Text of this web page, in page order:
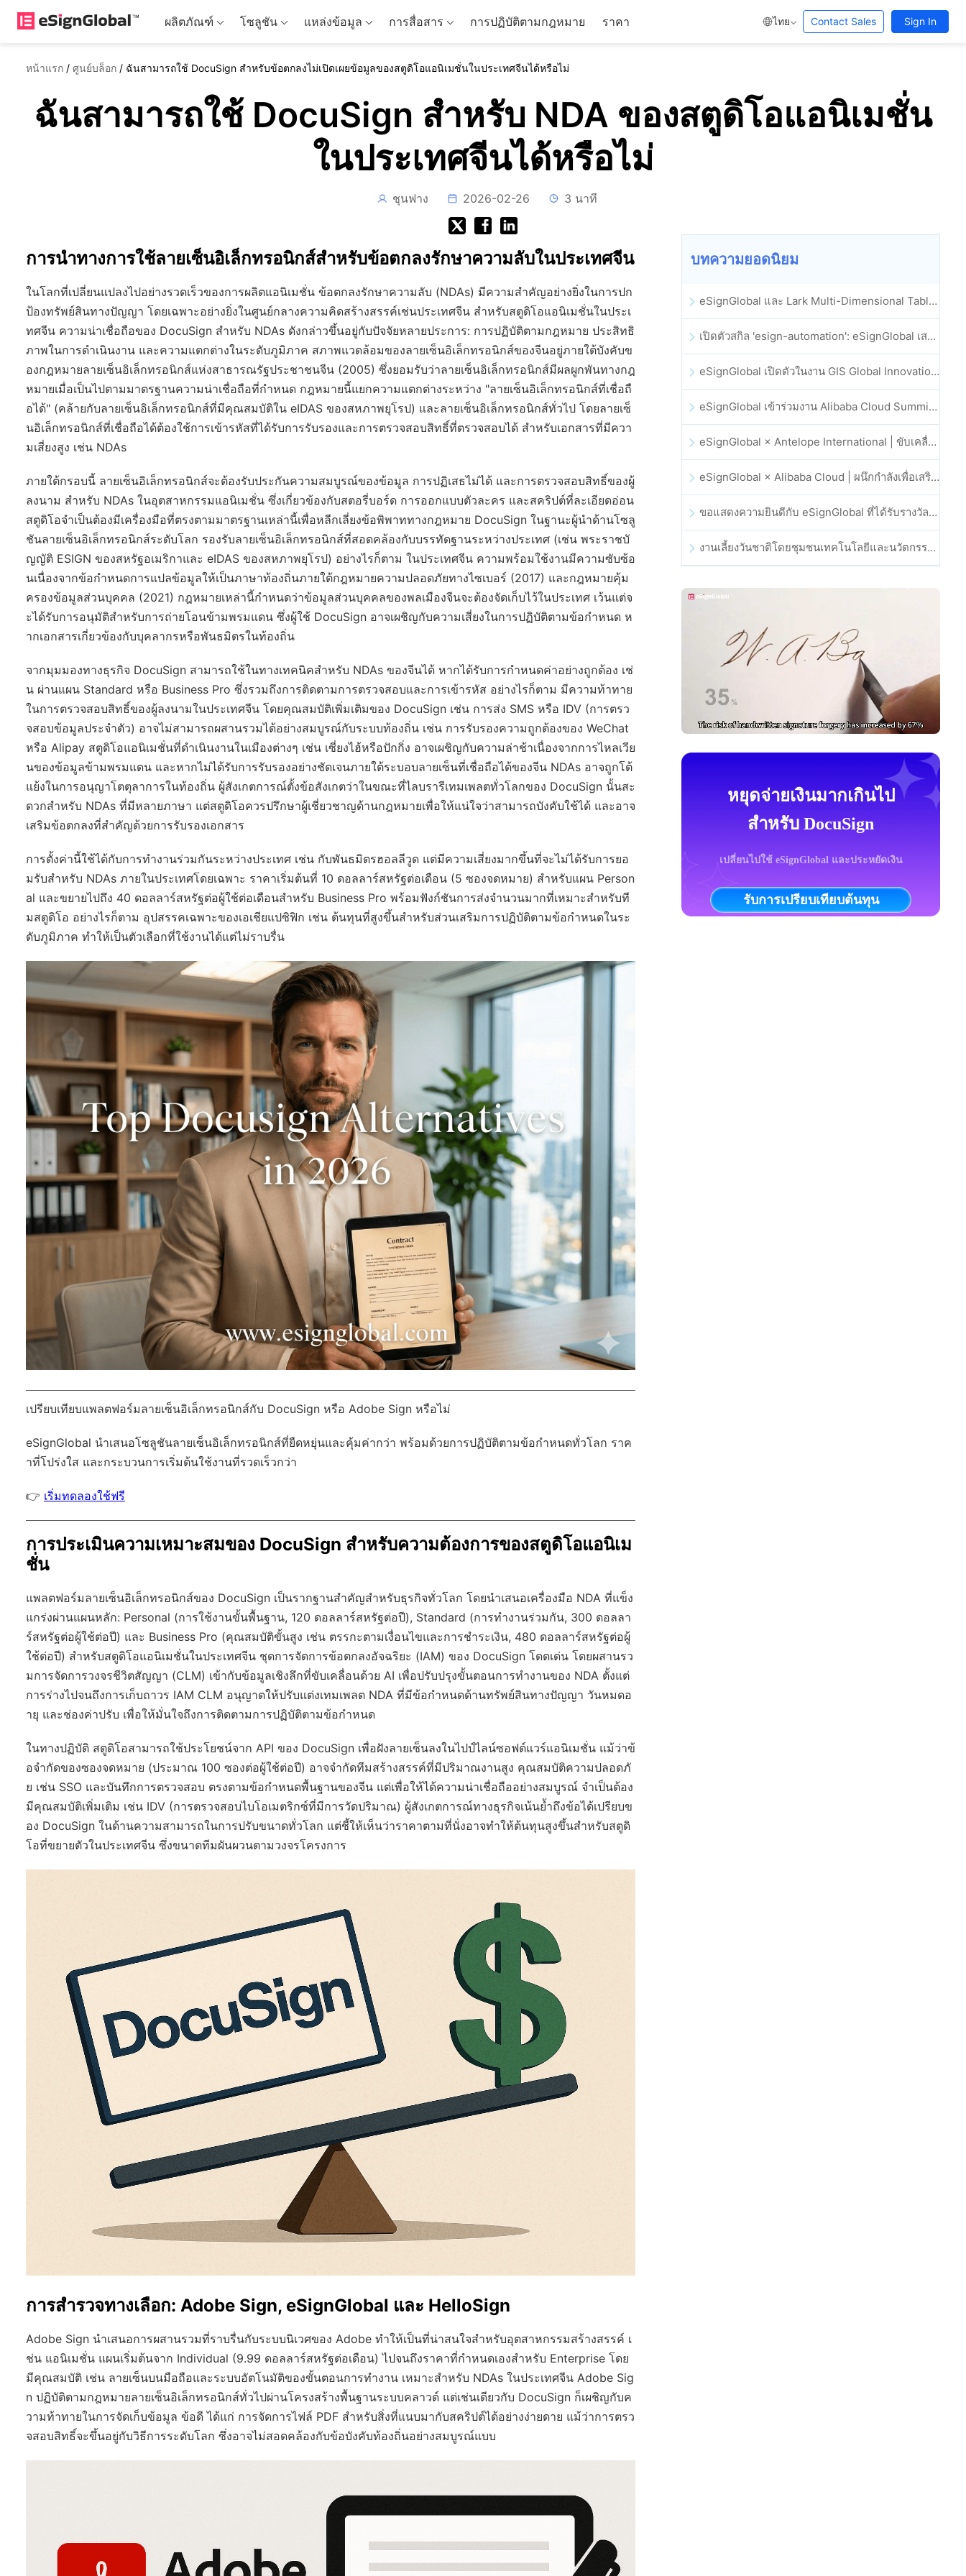
ผลิตภัณฑ์ โซลูชัน แหล่งข้อมูล การสื่อสาร การปฏิบัติตามกฎหมาย ราคา ไทย Contact Sales Sign In
หน้าแรก / ศูนย์บล็อก / ฉันสามารถใช้ DocuSign สำหรับข้อตกลงไม่เปิดเผยข้อมูลของสตูดิโอแอนิเมชั่นในประเทศจีนได้หรือไม่
ฉันสามารถใช้ DocuSign สำหรับ NDA ของสตูดิโอแอนิเมชั่น
ในประเทศจีนได้หรือไม่
ชุนฟาง 2026-02-26 3 นาที
การนำทางการใช้ลายเซ็นอิเล็กทรอนิกส์สำหรับข้อตกลงรักษาความลับในประเทศจีน
ในโลกที่เปลี่ยนแปลงไปอย่างรวดเร็วของการผลิตแอนิเมชั่น ข้อตกลงรักษาความลับ (NDAs) มีความสำคัญอย่างยิ่งในการปก
ป้องทรัพย์สินทางปัญญา โดยเฉพาะอย่างยิ่งในศูนย์กลางความคิดสร้างสรรค์เช่นประเทศจีน สำหรับสตูดิโอแอนิเมชั่นในประเ
ทศจีน ความน่าเชื่อถือของ DocuSign สำหรับ NDAs ดังกล่าวขึ้นอยู่กับปัจจัยหลายประการ: การปฏิบัติตามกฎหมาย ประสิทธิ
ภาพในการดำเนินงาน และความแตกต่างในระดับภูมิภาค สภาพแวดล้อมของลายเซ็นอิเล็กทรอนิกส์ของจีนอยู่ภายใต้บังคับข
องกฎหมายลายเซ็นอิเล็กทรอนิกส์แห่งสาธารณรัฐประชาชนจีน (2005) ซึ่งยอมรับว่าลายเซ็นอิเล็กทรอนิกส์มีผลผูกพันทางกฎ
หมายเมื่อเป็นไปตามมาตรฐานความน่าเชื่อถือที่กำหนด กฎหมายนี้แยกความแตกต่างระหว่าง "ลายเซ็นอิเล็กทรอนิกส์ที่เชื่อถื
อได้" (คล้ายกับลายเซ็นอิเล็กทรอนิกส์ที่มีคุณสมบัติใน eIDAS ของสหภาพยุโรป) และลายเซ็นอิเล็กทรอนิกส์ทั่วไป โดยลายเซ็
นอิเล็กทรอนิกส์ที่เชื่อถือได้ต้องใช้การเข้ารหัสที่ได้รับการรับรองและการตรวจสอบสิทธิ์ที่ตรวจสอบได้ สำหรับเอกสารที่มีควา
มเสี่ยงสูง เช่น NDAs
ภายใต้กรอบนี้ ลายเซ็นอิเล็กทรอนิกส์จะต้องรับประกันความสมบูรณ์ของข้อมูล การปฏิเสธไม่ได้ และการตรวจสอบสิทธิ์ของผู้
ลงนาม สำหรับ NDAs ในอุตสาหกรรมแอนิเมชั่น ซึ่งเกี่ยวข้องกับสตอรี่บอร์ด การออกแบบตัวละคร และสคริปต์ที่ละเอียดอ่อน
สตูดิโอจำเป็นต้องมีเครื่องมือที่ตรงตามมาตรฐานเหล่านี้เพื่อหลีกเลี่ยงข้อพิพาททางกฎหมาย DocuSign ในฐานะผู้นำด้านโซลู
ชันลายเซ็นอิเล็กทรอนิกส์ระดับโลก รองรับลายเซ็นอิเล็กทรอนิกส์ที่สอดคล้องกับบรรทัดฐานระหว่างประเทศ (เช่น พระราชบั
ญญัติ ESIGN ของสหรัฐอเมริกาและ eIDAS ของสหภาพยุโรป) อย่างไรก็ตาม ในประเทศจีน ความพร้อมใช้งานมีความซับซ้อ
นเนื่องจากข้อกำหนดการแปลข้อมูลให้เป็นภาษาท้องถิ่นภายใต้กฎหมายความปลอดภัยทางไซเบอร์ (2017) และกฎหมายคุ้ม
ครองข้อมูลส่วนบุคคล (2021) กฎหมายเหล่านี้กำหนดว่าข้อมูลส่วนบุคคลของพลเมืองจีนจะต้องจัดเก็บไว้ในประเทศ เว้นแต่จ
ะได้รับการอนุมัติสำหรับการถ่ายโอนข้ามพรมแดน ซึ่งผู้ใช้ DocuSign อาจเผชิญกับความเสี่ยงในการปฏิบัติตามข้อกำหนด ห
ากเอกสารเกี่ยวข้องกับบุคลากรหรือพันธมิตรในท้องถิ่น
จากมุมมองทางธุรกิจ DocuSign สามารถใช้ในทางเทคนิคสำหรับ NDAs ของจีนได้ หากได้รับการกำหนดค่าอย่างถูกต้อง เช่
น ผ่านแผน Standard หรือ Business Pro ซึ่งรวมถึงการติดตามการตรวจสอบและการเข้ารหัส อย่างไรก็ตาม มีความท้าทาย
ในการตรวจสอบสิทธิ์ของผู้ลงนามในประเทศจีน โดยคุณสมบัติเพิ่มเติมของ DocuSign เช่น การส่ง SMS หรือ IDV (การตรว
จสอบข้อมูลประจำตัว) อาจไม่สามารถผสานรวมได้อย่างสมบูรณ์กับระบบท้องถิ่น เช่น การรับรองความถูกต้องของ WeChat
หรือ Alipay สตูดิโอแอนิเมชั่นที่ดำเนินงานในเมืองต่างๆ เช่น เซี่ยงไฮ้หรือปักกิ่ง อาจเผชิญกับความล่าช้าเนื่องจากการไหลเวีย
นของข้อมูลข้ามพรมแดน และหากไม่ได้รับการรับรองอย่างชัดเจนภายใต้ระบอบลายเซ็นที่เชื่อถือได้ของจีน NDAs อาจถูกโต้
แย้งในการอนุญาโตตุลาการในท้องถิ่น ผู้สังเกตการณ์ตั้งข้อสังเกตว่าในขณะที่ไลบรารีเทมเพลตทั่วโลกของ DocuSign นั้นสะ
ดวกสำหรับ NDAs ที่มีหลายภาษา แต่สตูดิโอควรปรึกษาผู้เชี่ยวชาญด้านกฎหมายเพื่อให้แน่ใจว่าสามารถบังคับใช้ได้ และอาจ
เสริมข้อตกลงที่สำคัญด้วยการรับรองเอกสาร
การตั้งค่านี้ใช้ได้กับการทำงานร่วมกันระหว่างประเทศ เช่น กับพันธมิตรฮอลลีวูด แต่มีความเสี่ยงมากขึ้นที่จะไม่ได้รับการยอ
มรับสำหรับ NDAs ภายในประเทศโดยเฉพาะ ราคาเริ่มต้นที่ 10 ดอลลาร์สหรัฐต่อเดือน (5 ซองจดหมาย) สำหรับแผน Person
al และขยายไปถึง 40 ดอลลาร์สหรัฐต่อผู้ใช้ต่อเดือนสำหรับ Business Pro พร้อมฟังก์ชันการส่งจำนวนมากที่เหมาะสำหรับที
มสตูดิโอ อย่างไรก็ตาม อุปสรรคเฉพาะของเอเชียแปซิฟิก เช่น ต้นทุนที่สูงขึ้นสำหรับส่วนเสริมการปฏิบัติตามข้อกำหนดในระ
ดับภูมิภาค ทำให้เป็นตัวเลือกที่ใช้งานได้แต่ไม่ราบรื่น
เปรียบเทียบแพลตฟอร์มลายเซ็นอิเล็กทรอนิกส์กับ DocuSign หรือ Adobe Sign หรือไม่
eSignGlobal นำเสนอโซลูชันลายเซ็นอิเล็กทรอนิกส์ที่ยืดหยุ่นและคุ้มค่ากว่า พร้อมด้วยการปฏิบัติตามข้อกำหนดทั่วโลก ราค
าที่โปร่งใส และกระบวนการเริ่มต้นใช้งานที่รวดเร็วกว่า
👉 เริ่มทดลองใช้ฟรี
การประเมินความเหมาะสมของ DocuSign สำหรับความต้องการของสตูดิโอแอนิเม
ชั่น
แพลตฟอร์มลายเซ็นอิเล็กทรอนิกส์ของ DocuSign เป็นรากฐานสำคัญสำหรับธุรกิจทั่วโลก โดยนำเสนอเครื่องมือ NDA ที่แข็ง
แกร่งผ่านแผนหลัก: Personal (การใช้งานขั้นพื้นฐาน, 120 ดอลลาร์สหรัฐต่อปี), Standard (การทำงานร่วมกัน, 300 ดอลลา
ร์สหรัฐต่อผู้ใช้ต่อปี) และ Business Pro (คุณสมบัติขั้นสูง เช่น ตรรกะตามเงื่อนไขและการชำระเงิน, 480 ดอลลาร์สหรัฐต่อผู้
ใช้ต่อปี) สำหรับสตูดิโอแอนิเมชั่นในประเทศจีน ชุดการจัดการข้อตกลงอัจฉริยะ (IAM) ของ DocuSign โดดเด่น โดยผสานรว
มการจัดการวงจรชีวิตสัญญา (CLM) เข้ากับข้อมูลเชิงลึกที่ขับเคลื่อนด้วย AI เพื่อปรับปรุงขั้นตอนการทำงานของ NDA ตั้งแต่
การร่างไปจนถึงการเก็บถาวร IAM CLM อนุญาตให้ปรับแต่งเทมเพลต NDA ที่มีข้อกำหนดด้านทรัพย์สินทางปัญญา วันหมดอ
ายุ และช่องค่าปรับ เพื่อให้มั่นใจถึงการติดตามการปฏิบัติตามข้อกำหนด
ในทางปฏิบัติ สตูดิโอสามารถใช้ประโยชน์จาก API ของ DocuSign เพื่อฝังลายเซ็นลงในไปป์ไลน์ซอฟต์แวร์แอนิเมชั่น แม้ว่าข้
อจำกัดของซองจดหมาย (ประมาณ 100 ซองต่อผู้ใช้ต่อปี) อาจจำกัดทีมสร้างสรรค์ที่มีปริมาณงานสูง คุณสมบัติความปลอดภั
ย เช่น SSO และบันทึกการตรวจสอบ ตรงตามข้อกำหนดพื้นฐานของจีน แต่เพื่อให้ได้ความน่าเชื่อถืออย่างสมบูรณ์ จำเป็นต้อง
มีคุณสมบัติเพิ่มเติม เช่น IDV (การตรวจสอบไบโอเมตริกซ์ที่มีการวัดปริมาณ) ผู้สังเกตการณ์ทางธุรกิจเน้นย้ำถึงข้อได้เปรียบข
อง DocuSign ในด้านความสามารถในการปรับขนาดทั่วโลก แต่ชี้ให้เห็นว่าราคาตามที่นั่งอาจทำให้ต้นทุนสูงขึ้นสำหรับสตูดิ
โอที่ขยายตัวในประเทศจีน ซึ่งขนาดทีมผันผวนตามวงจรโครงการ
การสำรวจทางเลือก: Adobe Sign, eSignGlobal และ HelloSign
Adobe Sign นำเสนอการผสานรวมที่ราบรื่นกับระบบนิเวศของ Adobe ทำให้เป็นที่น่าสนใจสำหรับอุตสาหกรรมสร้างสรรค์ เ
ช่น แอนิเมชั่น แผนเริ่มต้นจาก Individual (9.99 ดอลลาร์สหรัฐต่อเดือน) ไปจนถึงราคาที่กำหนดเองสำหรับ Enterprise โดย
มีคุณสมบัติ เช่น ลายเซ็นบนมือถือและระบบอัตโนมัติของขั้นตอนการทำงาน เหมาะสำหรับ NDAs ในประเทศจีน Adobe Sig
n ปฏิบัติตามกฎหมายลายเซ็นอิเล็กทรอนิกส์ทั่วไปผ่านโครงสร้างพื้นฐานระบบคลาวด์ แต่เช่นเดียวกับ DocuSign ก็เผชิญกับค
วามท้าทายในการจัดเก็บข้อมูล ข้อดี ได้แก่ การจัดการไฟล์ PDF สำหรับสิ่งที่แนบมากับสคริปต์ได้อย่างง่ายดาย แม้ว่าการตรว
จสอบสิทธิ์จะขึ้นอยู่กับวิธีการระดับโลก ซึ่งอาจไม่สอดคล้องกับข้อบังคับท้องถิ่นอย่างสมบูรณ์แบบ
บทความยอดนิยม
eSignGlobal และ Lark Multi-Dimensional Table ผสานรวมกันอย่างเป็นทางการ: การลงนามและการเก็บถาวรสัญญาอิเล็กทรอนิกส์แบบอัตโนมัติเต็มรูปแบบ
เปิดตัวสกิล 'esign-automation': eSignGlobal เสริมศักยภาพให้ OpenClaw ด้วยลายเซ็นอิเล็กทรอนิกส์อัตโนมัติ
eSignGlobal เปิดตัวในงาน GIS Global Innovation Exhibition 2025
eSignGlobal เข้าร่วมงาน Alibaba Cloud Summit 2025 ที่ฮ่องกง เพื่อขับเคลื่อนนวัตกรรมคลาวด์ที่ขับเคลื่อนด้วย AI และความเชื่อมั่นทางดิจิทัล
eSignGlobal × Antelope International | ขับเคลื่อนเวิร์กโฟลดิจิทัลที่ปลอดภัยและขับเคลื่อนด้วย AI
eSignGlobal × Alibaba Cloud | ผนึกกำลังเพื่อเสริมสร้างความเชื่อมั่นดิจิทัลระดับโลกสำหรับฟินเทค
ขอแสดงความยินดีกับ eSignGlobal ที่ได้รับรางวัล CAHK STAR Award 2025
งานเลี้ยงวันชาติโดยชุมชนเทคโนโลยีและนวัตกรรมฮ่องกง
หยุดจ่ายเงินมากเกินไป
สำหรับ DocuSign
เปลี่ยนไปใช้ eSignGlobal และประหยัดเงิน
รับการเปรียบเทียบต้นทุน